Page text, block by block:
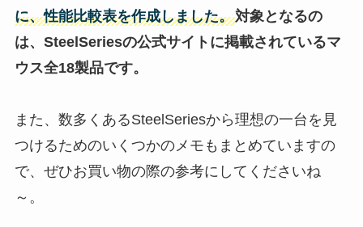
に、性能比較表を作成しました。対象となるの
は、 SteelSeriesの公式サイトに掲載されているマ
ウス全18製品です。
また、数多くあるSteelSeriesから理想の一台を見
つけるためのいくつかのメモもまとめていますの
で、ぜひお買い物の際の参考にしてくださいね
～。